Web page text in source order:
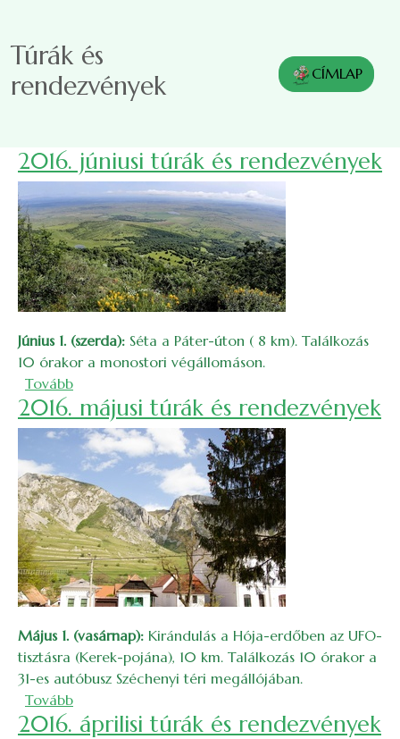
Túrák és
rendezvények
CÍMLAP
2016. júniusi túrák és rendezvények
Június 1. (szerda): Séta a Páter-úton ( 8 km). Találkozás
10 órakor a monostori végállomáson.
Tovább(2016. júniusi túrák és rendezvények)
2016. májusi túrák és rendezvények
Május 1. (vasárnap): Kirándulás a Hója-erdőben az UFO-
tisztásra (Kerek-pojána), 10 km. Találkozás 10 órakor a
31-es autóbusz Széchenyi téri megállójában.
Tovább(2016. májusi túrák és rendezvények)
2016. áprilisi túrák és rendezvények